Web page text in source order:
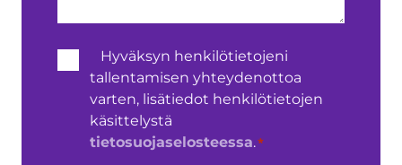
Henkilötietojen
käsittely*
Hyväksyn henkilötietojeni
tallentamisen yhteydenottoa
varten, lisätiedot henkilötietojen
käsittelystä
tietosuojaselosteessa.*